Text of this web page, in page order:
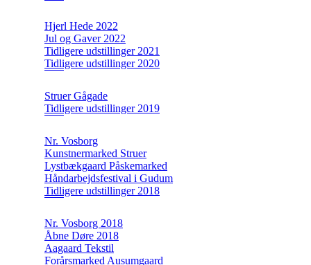
Hjerl Hede 2022
Jul og Gaver 2022
Tidligere udstillinger 2021
Tidligere udstillinger 2020
Struer Gågade
Tidligere udstillinger 2019
Nr. Vosborg
Kunstnermarked Struer
Lystbækgaard Påskemarked
Håndarbejdsfestival i Gudum
Tidligere udstillinger 2018
Nr. Vosborg 2018
Åbne Døre 2018
Aagaard Tekstil
Forårsmarked Ausumgaard